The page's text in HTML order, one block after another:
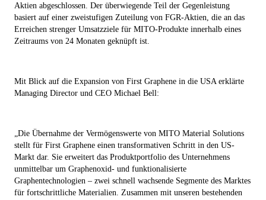
Aktien abgeschlossen. Der überwiegende Teil der Gegenleistung
basiert auf einer zweistufigen Zuteilung von FGR-Aktien, die an das
Erreichen strenger Umsatzziele für MITO-Produkte innerhalb eines
Zeitraums von 24 Monaten geknüpft ist.
Mit Blick auf die Expansion von First Graphene in die USA erklärte
Managing Director und CEO Michael Bell:
Die Übernahme der Vermögenswerte von MITO Material Solutions
stellt für First Graphene einen transformativen Schritt in den US-
Markt dar. Sie erweitert das Produktportfolio des Unternehmens
unmittelbar um Graphenoxid- und funktionalisierte
Graphentechnologien – zwei schnell wachsende Segmente des Marktes
für fortschrittliche Materialien. Zusammen mit unseren bestehenden